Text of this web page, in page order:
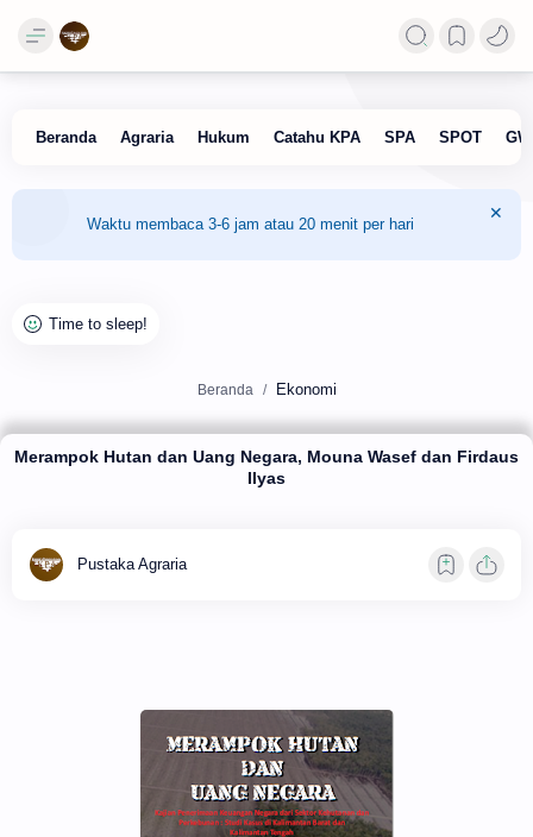
Waktu membaca 3-6 jam atau 20 menit per hari
Beranda Ekonomi
Merampok Hutan dan Uang Negara, Mouna Wasef dan Firdaus
Ilyas